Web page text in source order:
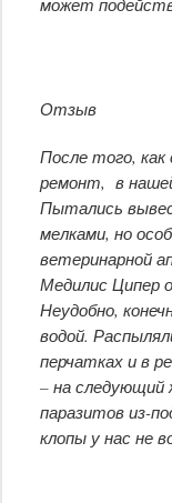
может
Отзыв
После того,
ремонт, в
Пытались
мелками, но
ветеринарной
Медилис Ципер
Неудобно,
водой.
перчатках и в
– на
паразитов из-
клопы у нас не